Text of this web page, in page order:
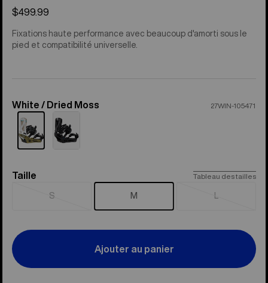
$499.99
Fixations haute performance avec beaucoup d'amorti sous le
pied et compatibilité universelle.
Color
White / Dried Moss 27WIN-105471
Taille
Taille Tableau des tailles
S
Épuisé
M L
Épuisé
Ajouter au panier